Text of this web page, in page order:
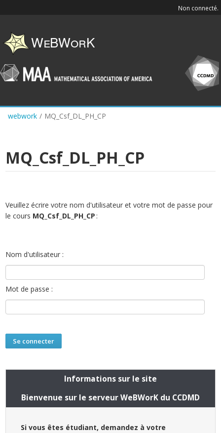
content
Non connecté.
webwork / MQ_Csf_DL_PH_CP
MQ_Csf_DL_PH_CP
Veuillez écrire votre nom d'utilisateur et votre mot de passe pour
le cours MQ_Csf_DL_PH_CP :
Nom d'utilisateur :
Mot de passe :
Informations sur le site
Bienvenue sur le serveur WeBWorK du CCDMD
Si vous êtes étudiant, demandez à votre